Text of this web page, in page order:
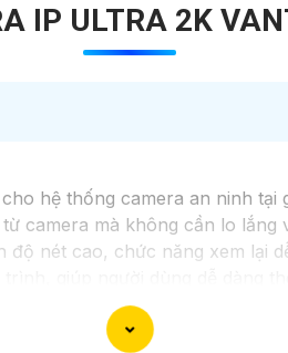
IP ULTRA 2K
hệ thống camera an ninh
camera mà không cần lo lắng
nét cao, chức năng xem lại
việc bảo vệ tài sản và an ninh